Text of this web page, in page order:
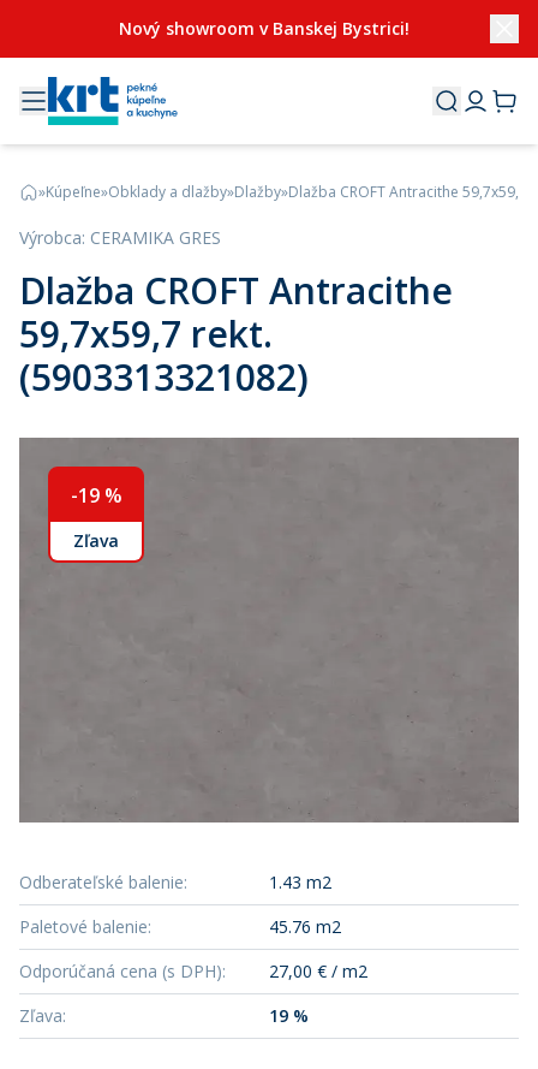
Nový showroom v Banskej Bystrici!
»Kúpeľne»Obklady a dlažby»Dlažby»Dlažba CROFT Antracithe 59,7x59,7
Výrobca: CERAMIKA GRES
Dlažba CROFT Antracithe
59,7x59,7 rekt.
(5903313321082)
-19%
Zľava
Odberateľské balenie:
1.43 m2
Paletové balenie:
45.76 m2
Odporúčaná cena (s DPH):
27,00 € / m2
Zľava: 19 %